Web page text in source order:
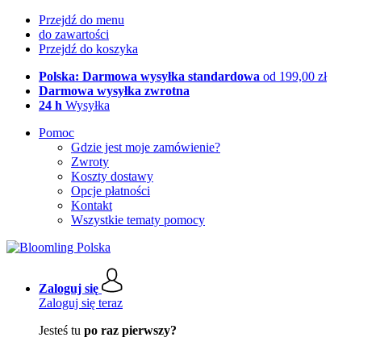
Przejdź do menu
do zawartości
Przejdź do koszyka
Polska: Darmowa wysyłka standardowa od 199,00 zł
Darmowa wysyłka zwrotna
24 h Wysyłka
Pomoc
Gdzie jest moje zamówienie?
Zwroty
Koszty dostawy
Opcje płatności
Kontakt
Wszystkie tematy pomocy
Zaloguj się
Zaloguj się teraz
Jesteś tu po raz pierwszy?